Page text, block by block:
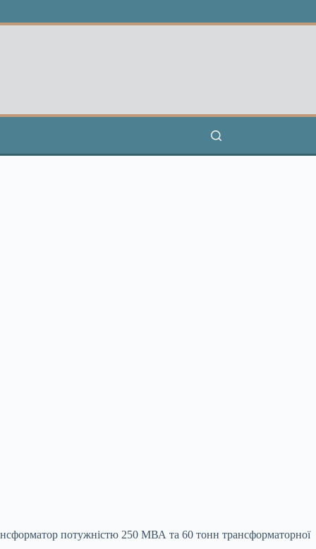
потужністю 250 МВА та 60 тонн трансформаторної